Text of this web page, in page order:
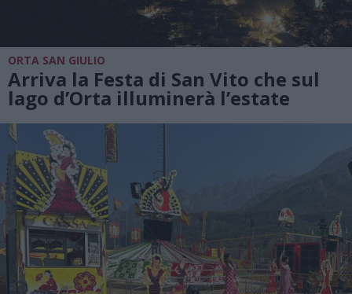
ORTA SAN GIULIO
Arriva la Festa di San Vito che sul
lago d’Orta illuminerà l’estate